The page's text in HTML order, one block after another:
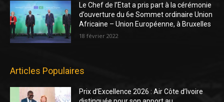
Le Chef de l’Etat a pris part à la cérémonie
d’ouverture du 6e Sommet ordinaire Union
Africaine – Union Européenne, à Bruxelles
18 février 2022
Articles Populaires
Prix d’Excellence 2026 : Air Côte d’Ivoire